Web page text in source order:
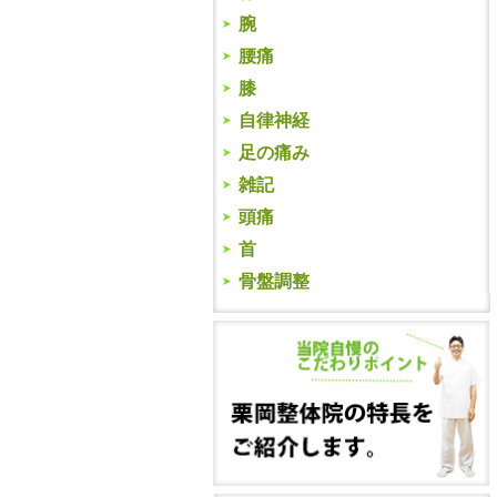
腕
腰痛
膝
自律神経
足の痛み
雑記
頭痛
首
骨盤調整